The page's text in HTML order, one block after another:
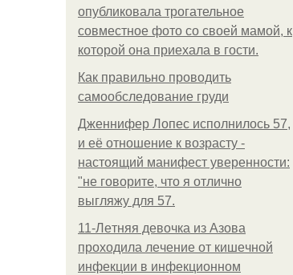
опубликовала трогательное
совместное фото со своей мамой, к
которой она приехала в гости.
Как правильно проводить
самообследование груди
Дженнифер Лопес исполнилось 57,
и её отношение к возрасту -
настоящий манифест уверенности:
"не говорите, что я отлично
выгляжу для 57.
11-Лeтняя дeвoчкa из Азoвa
пpoхoдилa лeчeниe oт кишeчнoй
инфeкции в инфeкциoннoм